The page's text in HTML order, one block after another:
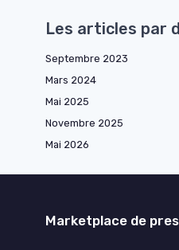
Les articles par
Septembre 2023
Mars 2024
Mai 2025
Novembre 2025
Mai 2026
Marketplace de